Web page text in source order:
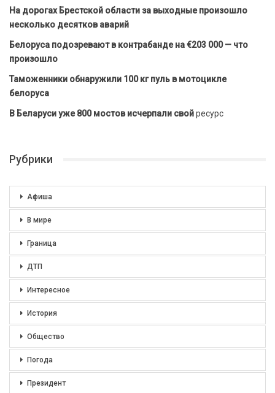
На дорогах Брестской области за выходные произошло
несколько десятков аварий
Белоруса подозревают в контрабанде на €203 000 — что
произошло
Таможенники обнаружили 100 кг пуль в мотоцикле
белоруса
В Беларуси уже 800 мостов исчерпали свойресурс
Рубрики
Афиша
В мире
Граница
ДТП
Интересное
История
Общество
Погода
Президент